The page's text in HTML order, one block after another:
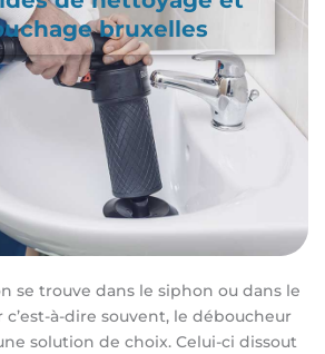
bruxelles
se trouve dans le siphon ou dans le
c’est-à-dire souvent, le déboucheur
solution de choix. Celui-ci dissout